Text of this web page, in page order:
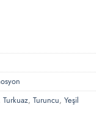
Turkuaz, Turuncu, Yeşil